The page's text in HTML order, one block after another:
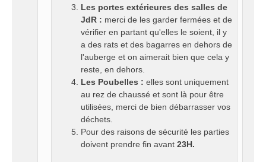
Les portes extérieures des salles de
JdR : merci de les garder fermées et de
vérifier en partant qu'elles le soient, il y
a des rats et des bagarres en dehors de
l'auberge et on aimerait bien que cela y
reste, en dehors.
Les Poubelles : elles sont uniquement
au rez de chaussé et sont là pour être
utilisées, merci de bien débarrasser vos
déchets.
Pour des raisons de sécurité les parties
doivent prendre fin avant 23H.